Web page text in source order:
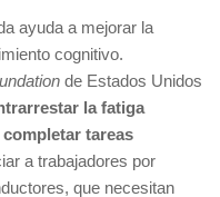
ayuda a mejorar la
cognitivo.
de Estados Unidos
la fatiga
tareas
a trabajadores por
que necesitan